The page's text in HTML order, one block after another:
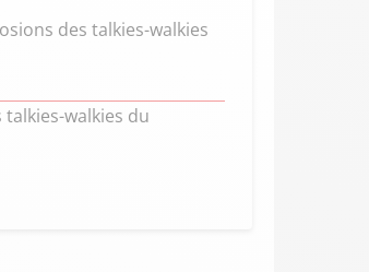
des talkies-walkies
walkies du